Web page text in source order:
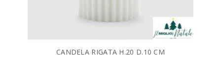
CANDELA RIGATA H.20 D.10 CM